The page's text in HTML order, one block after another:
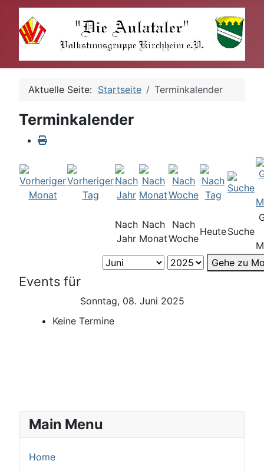
Aktuelle Seite: Startseite Terminkalender
Terminkalender
Nach
Jahr
Nach
Monat
Nach
Woche
HeuteSuche
Gehe zu
Events für
Sonntag, 08. Juni 2025
Keine Termine
Main Menu
Home